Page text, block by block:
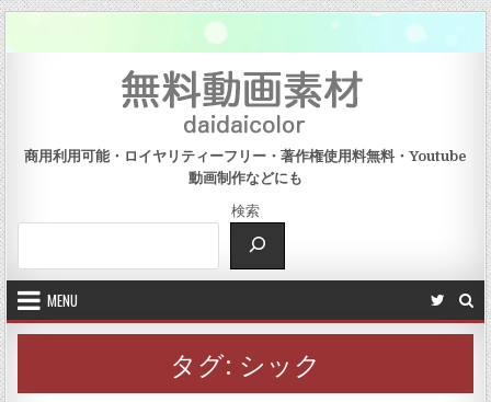
Skip to content
商用利用可能・ロイヤリティーフリー・著作権使用料無料・Youtube
動画制作などにも
検索
MENU
タグ: シック